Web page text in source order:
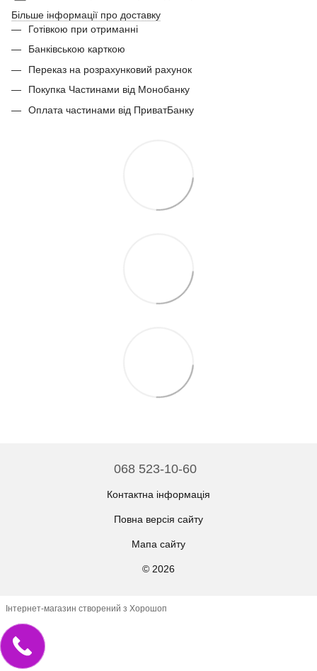
Більше інформації про доставку
Готівкою при отриманні
Банківською карткою
Переказ на розрахунковий рахунок
Покупка Частинами від Монобанку
Оплата частинами від ПриватБанку
068 523-10-60
Контактна інформація
Повна версія сайту
Мапа сайту
© 2026
Інтернет-магазин створений з Хорошоп